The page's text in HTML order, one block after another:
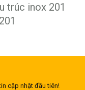
trúc inox 201
cập nhật đầu tiên!